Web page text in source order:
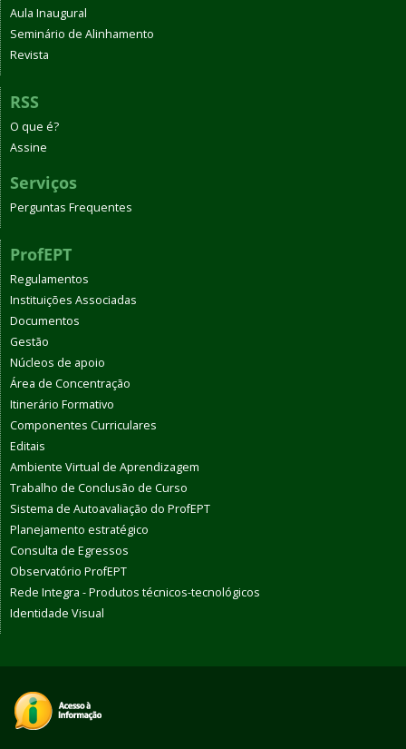
Aula Inaugural
Seminário de Alinhamento
Revista
RSS
O que é?
Assine
Serviços
Perguntas Frequentes
ProfEPT
Regulamentos
Instituições Associadas
Documentos
Gestão
Núcleos de apoio
Área de Concentração
Itinerário Formativo
Componentes Curriculares
Editais
Ambiente Virtual de Aprendizagem
Trabalho de Conclusão de Curso
Sistema de Autoavaliação do ProfEPT
Planejamento estratégico
Consulta de Egressos
Observatório ProfEPT
Rede Integra - Produtos técnicos-tecnológicos
Identidade Visual